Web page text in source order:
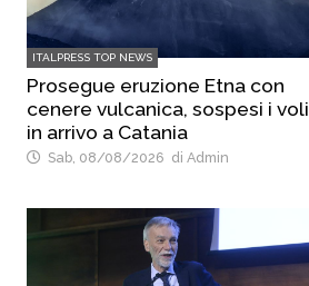
ITALPRESS TOP NEWS
Prosegue eruzione Etna con
cenere vulcanica, sospesi i voli
in arrivo a Catania
Sab, 08/08/2026 di Admin